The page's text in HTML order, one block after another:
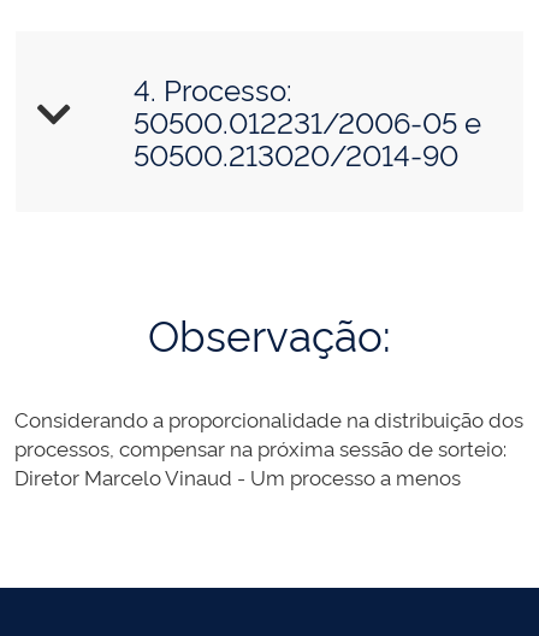
4. Processo:
50500.012231/2006-05 e
50500.213020/2014-90
Observação:
Considerando a proporcionalidade na distribuição dos
processos, compensar na próxima sessão de sorteio:
Diretor Marcelo Vinaud - Um processo a menos